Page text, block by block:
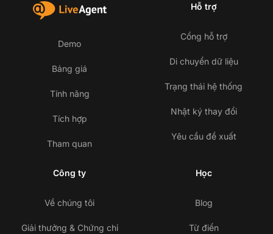
Demo
Bảng giá
Tính năng
Tích hợp
Tham quan
Hỗ trợ
Cổng hỗ trợ
Di chuyển dữ liệu
Trạng thái hệ thống
Nhật ký thay đổi
Yêu cầu đề xuất
Công ty
Về chúng tôi
Giải thưởng & Chứng chỉ
Học
Blog
Từ điển